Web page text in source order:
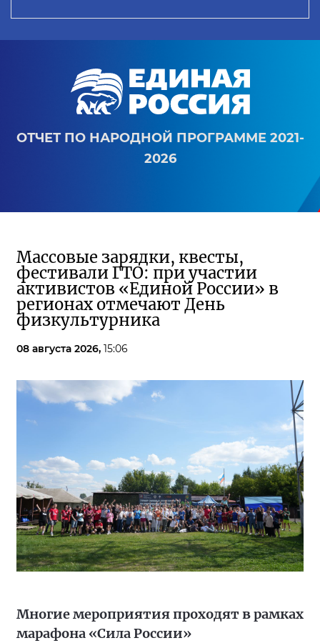
ОТЧЕТ ПО НАРОДНОЙ ПРОГРАММЕ 2021-
2026
Массовые зарядки, квесты,
фестивали ГТО: при участии
активистов «Единой России» в
регионах отмечают День
физкультурника
08 августа 2026, 15:06
Многие мероприятия проходят в рамках
марафона «Сила России»